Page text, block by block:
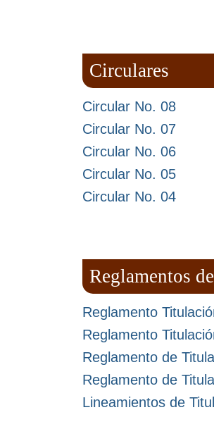
Circulares
Circular No. 08
Circular No. 07
Circular No. 06
Circular No. 05
Circular No. 04
Reglamentos
Reglamento
Reglamento
Reglamento de
Reglamento de
Lineamientos de